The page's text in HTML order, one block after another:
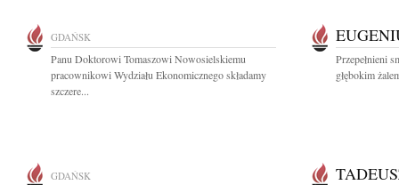
GDAŃSK
Panu Doktorowi Tomaszowi Nowosielskiemu
pracownikowi Wydziału Ekonomicznego składamy
szczere...
Przepełnieni
głębokim
GDAŃSK